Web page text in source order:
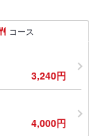
コース
3,240円
4,000円